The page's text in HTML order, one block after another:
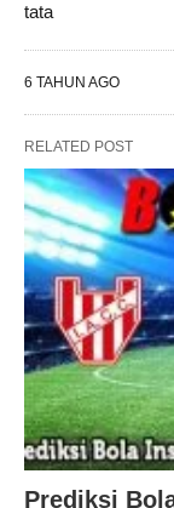
tata
6 TAHUN AGO
RELATED POST
Prediksi